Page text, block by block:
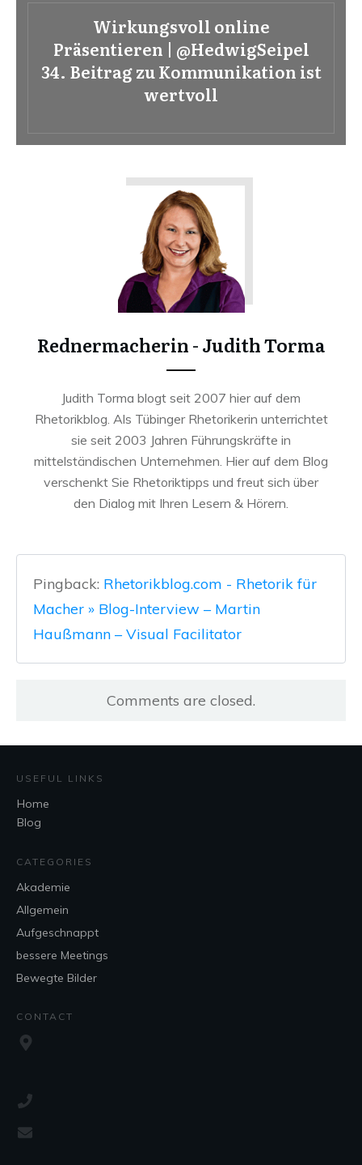
Wirkungsvoll online
Präsentieren | @HedwigSeipel
34. Beitrag zu Kommunikation ist
wertvoll
Rednermacherin - Judith Torma
Judith Torma blogt seit 2007 hier auf dem
Rhetorikblog. Als Tübinger Rhetorikerin unterrichtet
sie seit 2003 Jahren Führungskräfte in
mittelständischen Unternehmen. Hier auf dem Blog
verschenkt Sie Rhetoriktipps und freut sich über
den Dialog mit Ihren Lesern & Hörern.
Pingback: Rhetorikblog.com - Rhetorik für
Macher » Blog-Interview – Martin
Haußmann – Visual Facilitator
Comments are closed.
USEFUL LINKS
Home
Blog
CATEGORIES
Akademie
Allgemein
Aufgeschnappt
bessere Meetings
Bewegte Bilder
CONTACT